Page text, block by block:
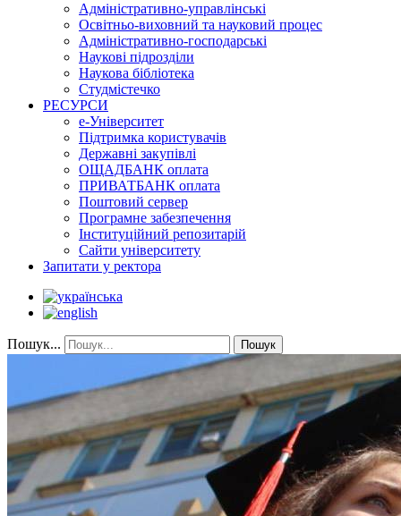
Адміністративно-управлінські
Освітньо-виховний та науковий процес
Адміністративно-господарські
Наукові підрозділи
Наукова бібліотека
Студмістечко
РЕСУРСИ
е-Університет
Підтримка користувачів
Державні закупівлі
ОЩАДБАНК оплата
ПРИВАТБАНК оплата
Поштовий сервер
Програмне забезпечення
Інституційний репозитарій
Сайти університету
Запитати у ректора
Пошук... Пошук